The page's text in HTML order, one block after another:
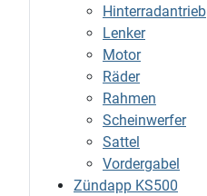
Hinterradantrieb
Lenker
Motor
Räder
Rahmen
Scheinwerfer
Sattel
Vordergabel
Zündapp KS500